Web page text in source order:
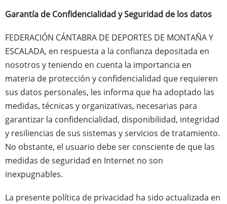
Garantía de Confidencialidad y Seguridad de los datos
FEDERACIÓN CÁNTABRA DE DEPORTES DE MONTAÑA Y
ESCALADA, en respuesta a la confianza depositada en
nosotros y teniendo en cuenta la importancia en
materia de protección y confidencialidad que requieren
sus datos personales, les informa que ha adoptado las
medidas, técnicas y organizativas, necesarias para
garantizar la confidencialidad, disponibilidad, integridad
y resiliencias de sus sistemas y servicios de tratamiento.
No obstante, el usuario debe ser consciente de que las
medidas de seguridad en Internet no son
inexpugnables.
La presente política de privacidad ha sido actualizada en